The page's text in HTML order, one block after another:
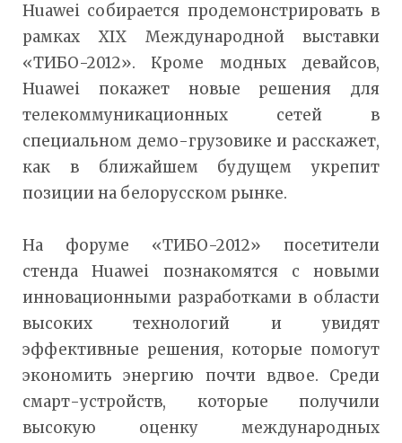
Huawei собирается продемонстрировать в
рамках XIX Международной выставки
«ТИБО-2012». Кроме модных девайсов,
Huawei покажет новые решения для
телекоммуникационных сетей в
специальном демо-грузовике и расскажет,
как в ближайшем будущем укрепит
позиции на белорусском рынке.
На форуме «ТИБО-2012» посетители
стенда Huawei познакомятся с новыми
инновационными разработками в области
высоких технологий и увидят
эффективные решения, которые помогут
экономить энергию почти вдвое. Среди
смарт-устройств, которые получили
высокую оценку международных